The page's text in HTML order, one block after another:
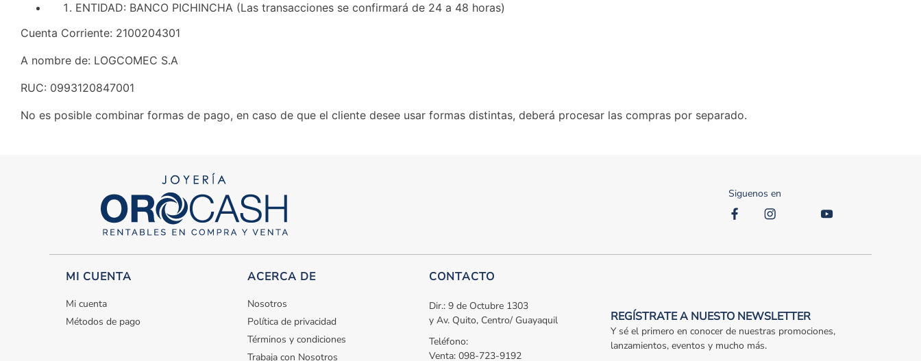
ENTIDAD: BANCO PICHINCHA (Las transacciones se confirmará de 24 a 48 horas)
Cuenta Corriente: 2100204301
A nombre de: LOGCOMEC S.A
RUC: 0993120847001
No es posible combinar formas de pago, en caso de que el cliente desee usar formas distintas, deberá procesar las compras por separado.
Siguenos en
MI CUENTA
Mi cuenta
Métodos de pago
ACERCA DE
Nosotros
Política de privacidad
Términos y condiciones
Trabaja con Nosotros
CONTACTO
Dir.: 9 de Octubre 1303
y Av. Quito, Centro/ Guayaquil
Teléfono:
Venta: 098-723-9192
REGÍSTRATE A NUESTO NEWSLETTER
Y sé el primero en conocer de nuestras promociones,
lanzamientos, eventos y mucho más.